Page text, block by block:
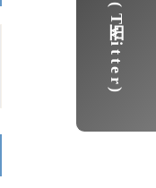
(旧Twitter)